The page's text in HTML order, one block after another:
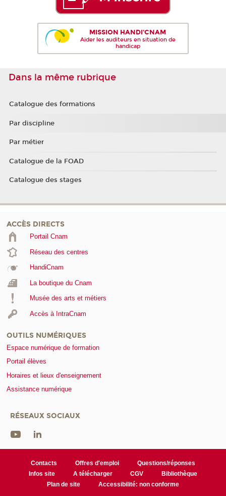
MISSION HANDI'CNAM
Aider les auditeurs en situation de
handicap
Dans la même rubrique
Catalogue des formations
Par discipline
Par métier
Catalogue de la FOAD
Catalogue des stages
ACCÈS DIRECTS
Portail Cnam
Réseau des centres
HandiCnam
La boutique du Cnam
Musée des arts et métiers
Accès à IntraCnam
OUTILS NUMÉRIQUES
Espace numérique de formation
Portail élèves
Horaires et lieux d'enseignement
Assistance numérique
RÉSEAUX SOCIAUX
Contacts Offres d'emploi
Questions/réponses
Infos site
A télécharger CGV
Bibliothèque
Plan de site
Accessibilité: non conforme